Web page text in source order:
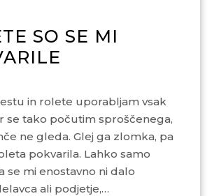
SO SE MI
se tako počutim sproščenega,
ne gleda. Glej ga zlomka, pa
pokvarila. Lahko samo
se mi enostavno ni dalo
ali podjetje,…